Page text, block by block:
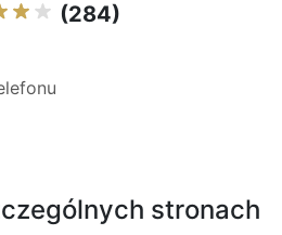
(284)
stronach